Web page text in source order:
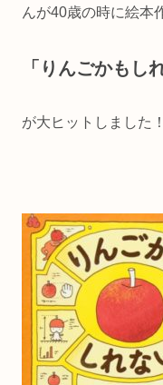
んが40歳の時に絵本
「りんごかもし
が大ヒットしました！